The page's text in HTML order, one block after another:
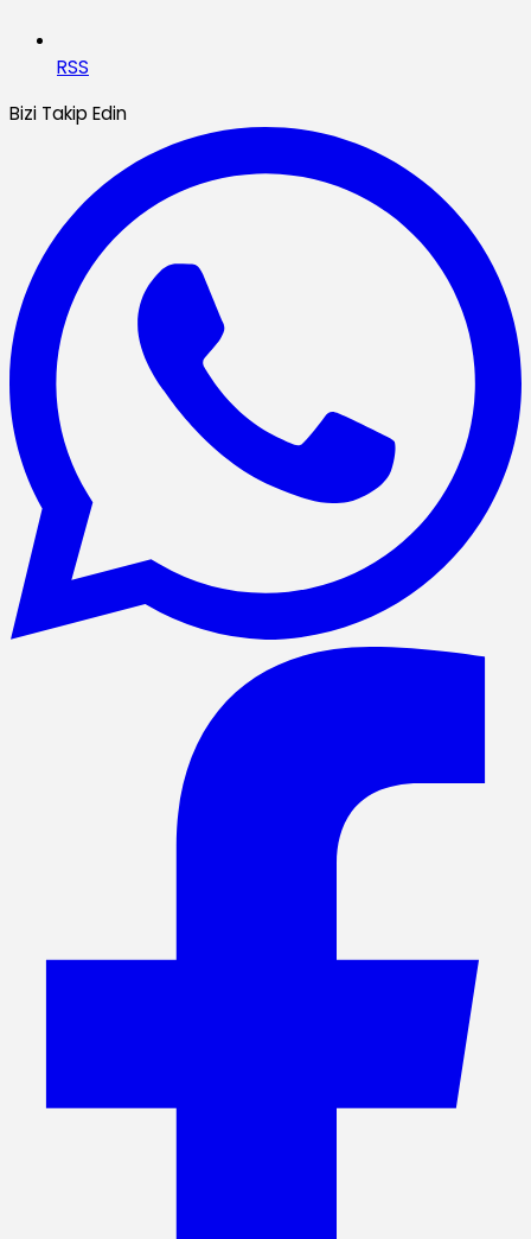
RSS
Bizi Takip Edin